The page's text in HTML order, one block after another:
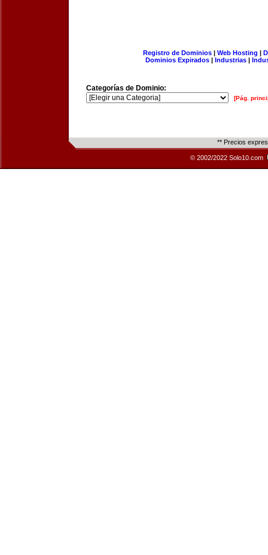
Registro de Dominios| Web Hosting |
Dominios Expirados | Industrias |
Categorías de Dominio:
[Pág.
** Precios
© 2002/2022 Solo10.com